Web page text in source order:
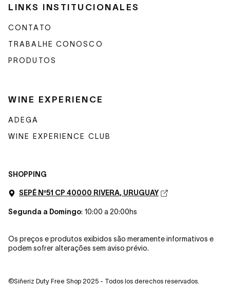
LINKS INSTITUCIONALES
CONTATO
TRABALHE CONOSCO
PRODUTOS
WINE EXPERIENCE
ADEGA
WINE EXPERIENCE CLUB
SHOPPING
SEPÉ Nº51 CP 40000 RIVERA, URUGUAY
Segunda a Domingo: 10:00 a 20:00hs
Os preços e produtos exibidos são meramente informativos e
podem sofrer alterações sem aviso prévio.
©Siñeriz Duty Free Shop 2025 - Todos los derechos reservados.